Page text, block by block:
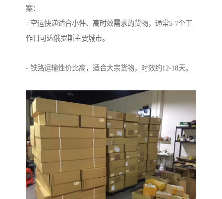
案：
- 空运快递适合小件、高时效需求的货物，通常5-7个工
作日可达俄罗斯主要城市。
- 铁路运输性价比高，适合大宗货物，时效约12-18天。